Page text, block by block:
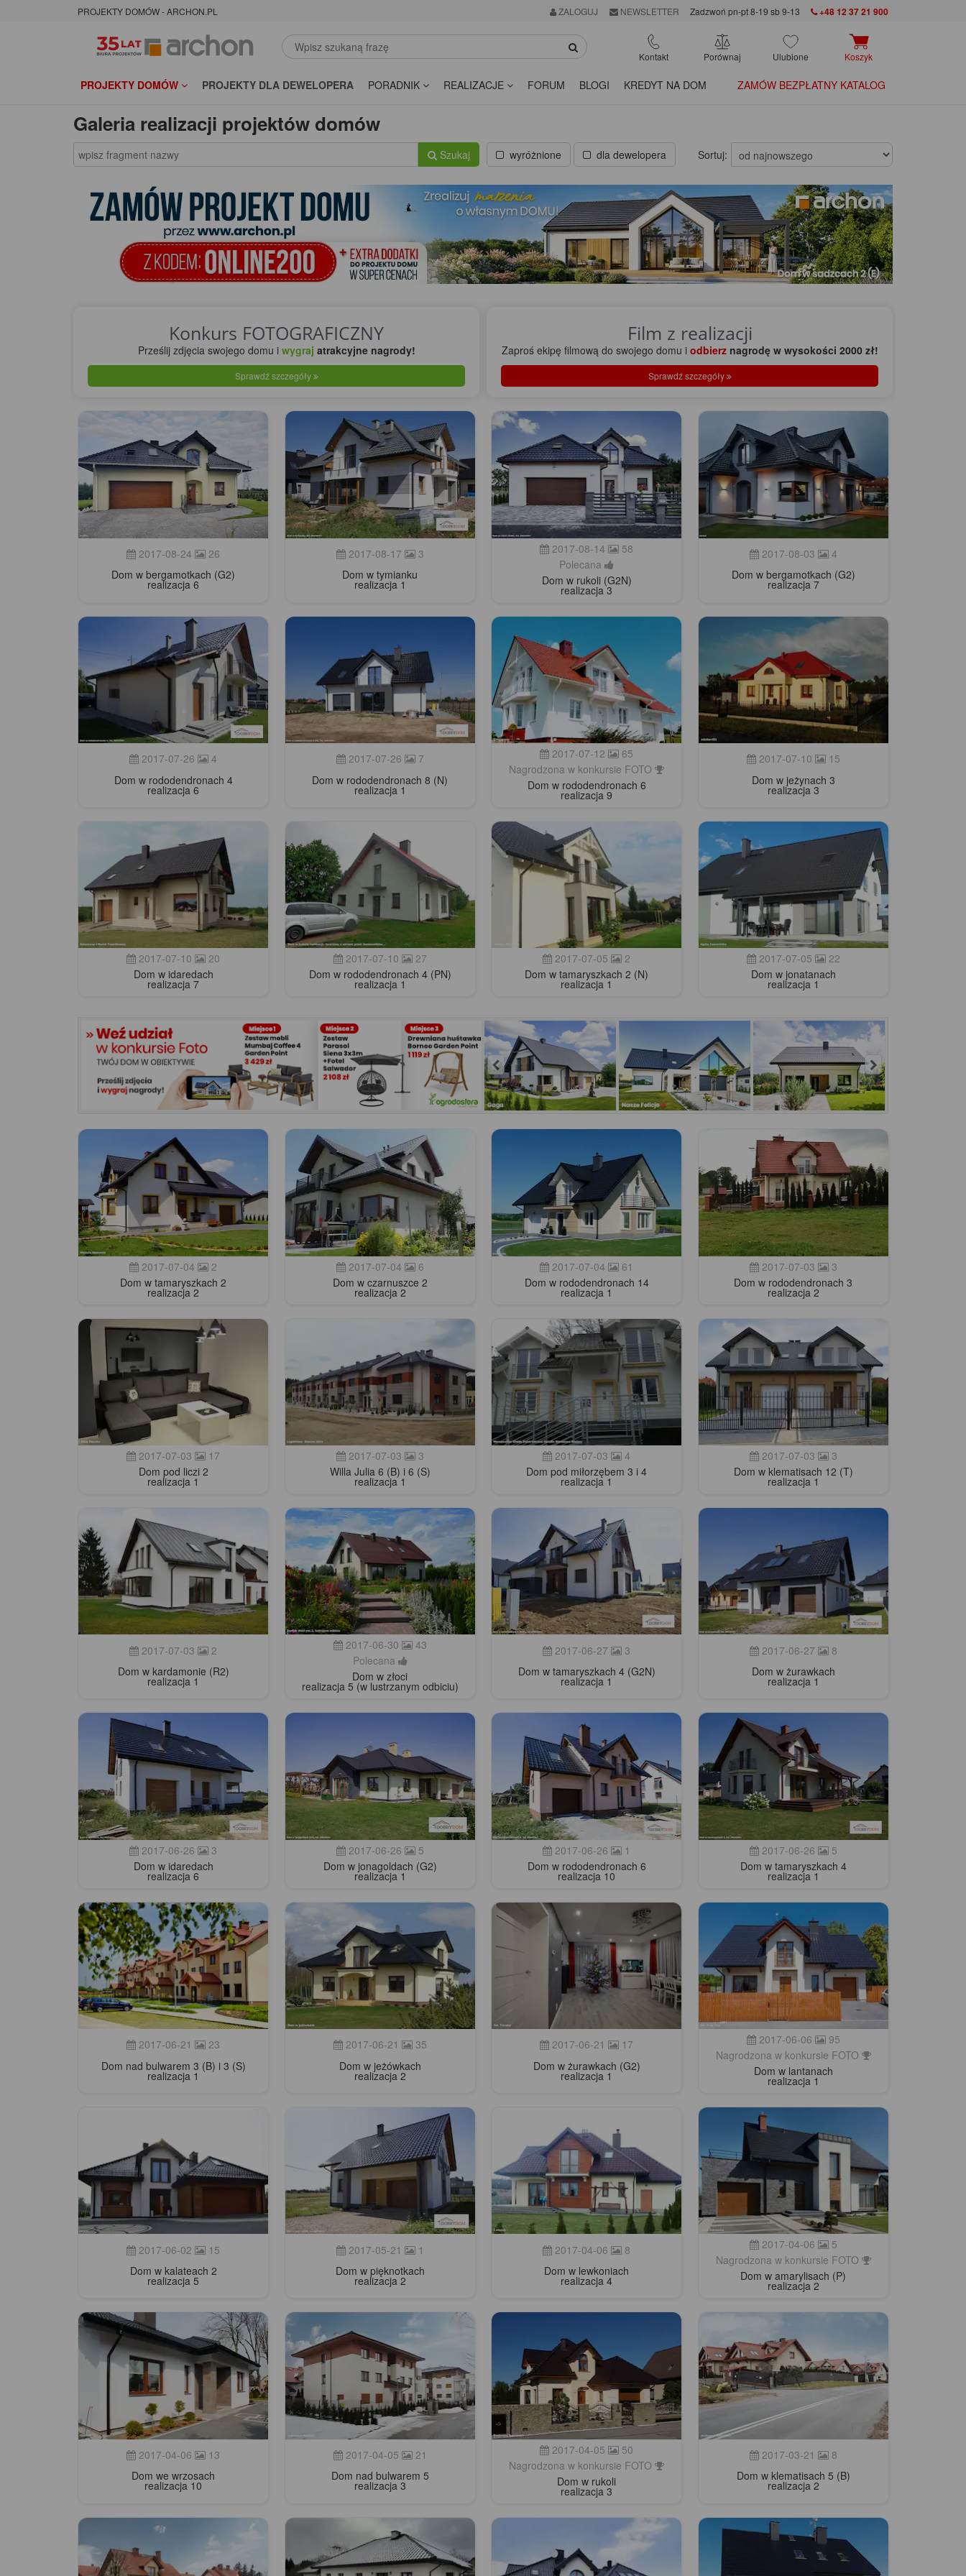
PROJEKTY DOMÓW - ARCHON.PL ZALOGUJ NEWSLETTER Zadzwoń pn-pt 8-19 sb 9-13 +48 12 37 21 900
Kontakt Porównaj Ulubione Koszyk
PROJEKTY DOMÓW PROJEKTY DLA DEWELOPERA PORADNIK REALIZACJE FORUM BLOGI KREDYT NA DOM ZAMÓW BEZPŁATNY KATALOG
Galeria realizacji projektów domów
Szukaj wyróżnione dla dewelopera Sortuj:
Konkurs FOTOGRAFICZNY
Prześlij zdjęcia swojego domu i wygraj atrakcyjne nagrody!
Sprawdź szczegóły
Film z realizacji
Zaproś ekipę filmową do swojego domu i odbierznagrodę w wysokości 2000 zł!
Sprawdź szczegóły
2017-08-24
26
Dom w bergamotkach (G2)
realizacja 6
2017-08-17
3
Dom w tymianku
realizacja 1
2017-08-14
58
Polecana
Dom w rukoli (G2N)
realizacja 3
2017-08-03
4
Dom w bergamotkach (G2)
realizacja 7
2017-07-26
4
Dom w rododendronach 4
realizacja 6
2017-07-26
7
Dom w rododendronach 8 (N)
realizacja 1
2017-07-12
65
Nagrodzona w konkursie FOTO
Dom w rododendronach 6
realizacja 9
2017-07-10
15
Dom w jeżynach 3
realizacja 3
2017-07-10
20
Dom w idaredach
realizacja 7
2017-07-10
27
Dom w rododendronach 4 (PN)
realizacja 1
2017-07-05
2
Dom w tamaryszkach 2 (N)
realizacja 1
2017-07-05
22
Dom w jonatanach
realizacja 1
2017-07-04
2
Dom w tamaryszkach 2
realizacja 2
2017-07-04
6
Dom w czarnuszce 2
realizacja 2
2017-07-04
61
Dom w rododendronach 14
realizacja 1
2017-07-03
3
Dom w rododendronach 3
realizacja 2
2017-07-03
17
Dom pod liczi 2
realizacja 1
2017-07-03
3
Willa Julia 6 (B) i 6 (S)
realizacja 1
2017-07-03
4
Dom pod miłorzębem 3 i 4
realizacja 1
2017-07-03
3
Dom w klematisach 12 (T)
realizacja 1
2017-07-03
2
Dom w kardamonie (R2)
realizacja 1
2017-06-30
43
Polecana
Dom w złoci
realizacja 5 (w lustrzanym odbiciu)
2017-06-27
3
Dom w tamaryszkach 4 (G2N)
realizacja 1
2017-06-27
8
Dom w żurawkach
realizacja 1
2017-06-26
3
Dom w idaredach
realizacja 6
2017-06-26
5
Dom w jonagoldach (G2)
realizacja 1
2017-06-26
1
Dom w rododendronach 6
realizacja 10
2017-06-26
5
Dom w tamaryszkach 4
realizacja 1
2017-06-21
23
Dom nad bulwarem 3 (B) i 3 (S)
realizacja 1
2017-06-21
35
Dom w jeżówkach
realizacja 2
2017-06-21
17
Dom w żurawkach (G2)
realizacja 1
2017-06-06
95
Nagrodzona w konkursie FOTO
Dom w lantanach
realizacja 1
2017-06-02
15
Dom w kalateach 2
realizacja 5
2017-05-21
1
Dom w pięknotkach
realizacja 2
2017-04-06
8
Dom w lewkoniach
realizacja 4
2017-04-06
5
Nagrodzona w konkursie FOTO
Dom w amarylisach (P)
realizacja 2
2017-04-06
13
Dom we wrzosach
realizacja 10
2017-04-05
21
Dom nad bulwarem 5
realizacja 3
2017-04-05
50
Nagrodzona w konkursie FOTO
Dom w rukoli
realizacja 3
2017-03-21
8
Dom w klematisach 5 (B)
realizacja 2